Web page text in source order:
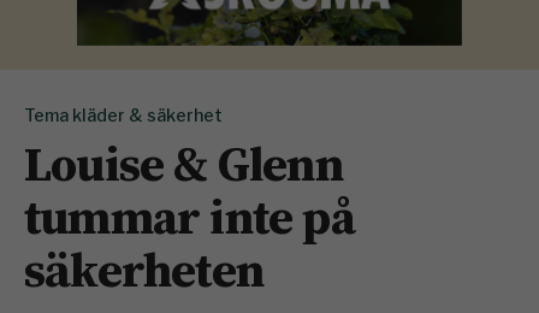
Tema kläder & säkerhet
Louise & Glenn
tummar inte på
säkerheten